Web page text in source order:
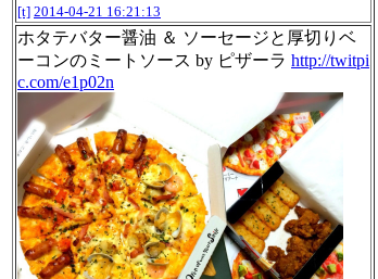
[t] 2014-04-21 16:21:13
ホタテバター醤油 ＆ ソーセージと厚切りベ
ーコンのミートソース by ピザーラ http://twitpi
c.com/e1p02n